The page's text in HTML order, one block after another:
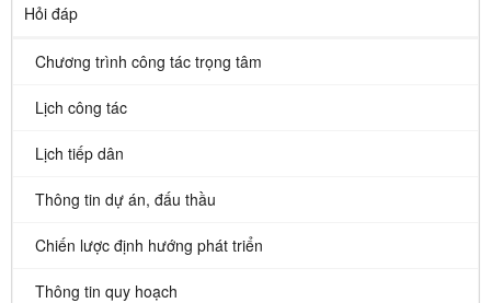
Hỏi đáp
Chương trình công tác trọng tâm
Lịch công tác
Lịch tiếp dân
Thông tin dự án, đấu thầu
Chiến lược định hướng phát triển
Thông tin quy hoạch